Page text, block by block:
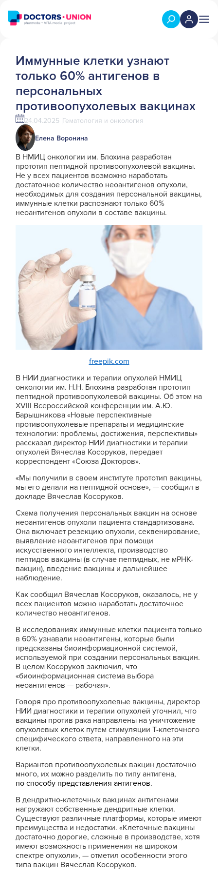
Иммунные клетки узнают
только 60% антигенов в
персональных
противоопухолевых вакцинах
24.04.2025 Гематология и онкология
Елена Воронина
В НМИЦ онкологии им. Блохина разработан
прототип пептидной противоопухолевой вакцины.
Не у всех пациентов возможно наработать
достаточное количество неоантигенов опухоли,
необходимых для создания персональной вакцины,
иммунные клетки распознают только 60%
неоантигенов опухоли в составе вакцины.
freepik.com
В НИИ диагностики и терапии опухолей НМИЦ
онкологии им. Н.Н. Блохина разработан прототип
пептидной противоопухолевой вакцины. Об этом на
XVIII Всероссийской конференции им. А.Ю.
Барышникова «Новые перспективные
противоопухолевые препараты и медицинские
технологии: проблемы, достижения, перспективы»
рассказал директор НИИ диагностики и терапии
опухолей Вячеслав Косоруков, передает
корреспондент «Союза Докторов».
«Мы получили в своем институте прототип вакцины,
мы его делали на пептидной основе», — сообщил в
докладе Вячеслав Косоруков.
Схема получения персональных вакцин на основе
неоантигенов опухоли пациента стандартизована.
Она включает резекцию опухоли, секвенирование,
выявление неоантигенов при помощи
искусственного интеллекта, производство
пептидов вакцины (в случае пептидных, не мРНК-
вакцин), введение вакцины и дальнейшее
наблюдение.
Как сообщил Вячеслав Косоруков, оказалось, не у
всех пациентов можно наработать достаточное
количество неоантигенов.
В исследованиях иммунные клетки пациента только
в 60% узнавали неоантигены, которые были
предсказаны биоинформационной системой,
используемой при создании персональных вакцин.
В целом Косоруков заключил, что
«биоинформационная система выбора
неоантигенов — рабочая».
Говоря про противоопухолевые вакцины, директор
НИИ диагностики и терапии опухолей уточнил, что
вакцины против рака направлены на уничтожение
опухолевых клеток путем стимуляции Т-клеточного
специфического ответа, направленного на эти
клетки.
Вариантов противоопухолевых вакцин достаточно
много, их можно разделить по типу антигена,
по способу представления антигенов.
В дендритно-клеточных вакцинах антигенами
нагружают собственные дендритные клетки.
Существуют различные платформы, которые имеют
преимущества и недостатки. «Клеточные вакцины
достаточно дорогие, сложные в производстве, хотя
имеют возможность применения на широком
спектре опухоли», — отметил особенности этого
типа вакцин Вячеслав Косоруков.